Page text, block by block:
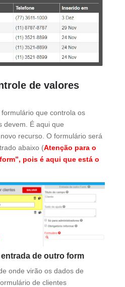
de valores
que controla os
devem. É aqui que
recurso. O formulário será
abaixo (Atenção para o
pois é aqui que está o
de outro form
onde virão os dados de
de clientes